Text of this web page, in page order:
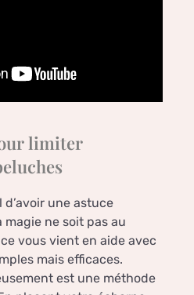
limiter
une astuce
ne soit pas au
vous vient en aide avec
mais efficaces.
est une méthode